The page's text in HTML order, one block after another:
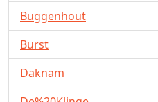
Buggenhout
Burst
Daknam